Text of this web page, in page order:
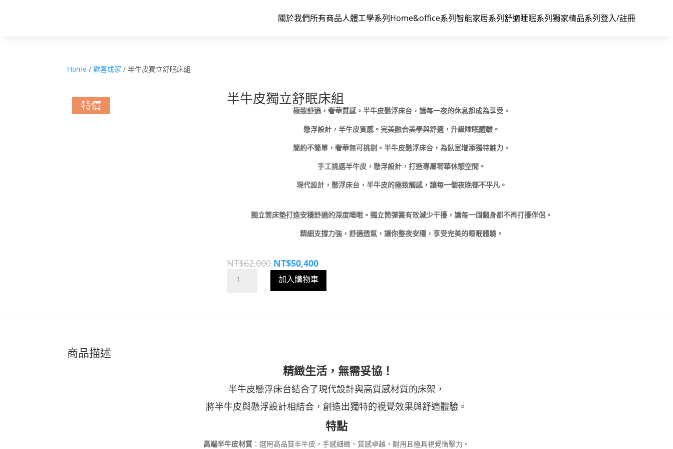
關於我們所有商品人體工學系列Home&office系列智能家居系列舒適睡眠系列獨家精品系列登入/註冊
Home /歡喜成家 / 半牛皮獨立舒眠床組
特價 半牛皮獨立舒眠床組
極致舒適，奢華質感。半牛皮懸浮床台，讓每一夜的休息都成為享受。
懸浮設計，半牛皮質感。完美融合美學與舒適，升級睡眠體驗。
簡約不簡單，奢華無可挑剔。半牛皮懸浮床台，為臥室增添獨特魅力。
手工挑選半牛皮，懸浮設計，打造專屬奢華休憩空間。
現代設計，懸浮床台，半牛皮的極致觸感，讓每一個夜晚都不平凡。
獨立筒床墊打造安穩舒適的深度睡眠。獨立筒彈簧有效減少干擾，讓每一個翻身都不再打擾伴侶。
精細支撐力強，舒適透氣，讓你整夜安穩，享受完美的睡眠體驗。
NT$62,000 原
始
價
NT$50,400目
前
價
立
量
加入購物車
商品描述
精緻生活，無需妥協！
半牛皮懸浮床台結合了現代設計與高質感材質的床架，
將半牛皮與懸浮設計相結合，創造出獨特的視覺效果與舒適體驗。
特點
高端半牛皮材質 ：選用高品質半牛皮，手感細緻、質感卓越，耐用且極具視覺衝擊力。